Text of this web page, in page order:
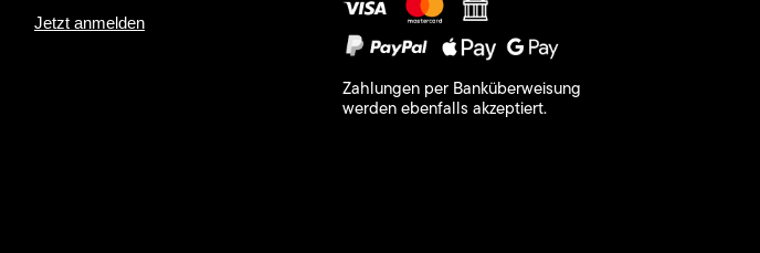
Jetzt anmelden
Zahlungen per Banküberweisung
werden ebenfalls akzeptiert.